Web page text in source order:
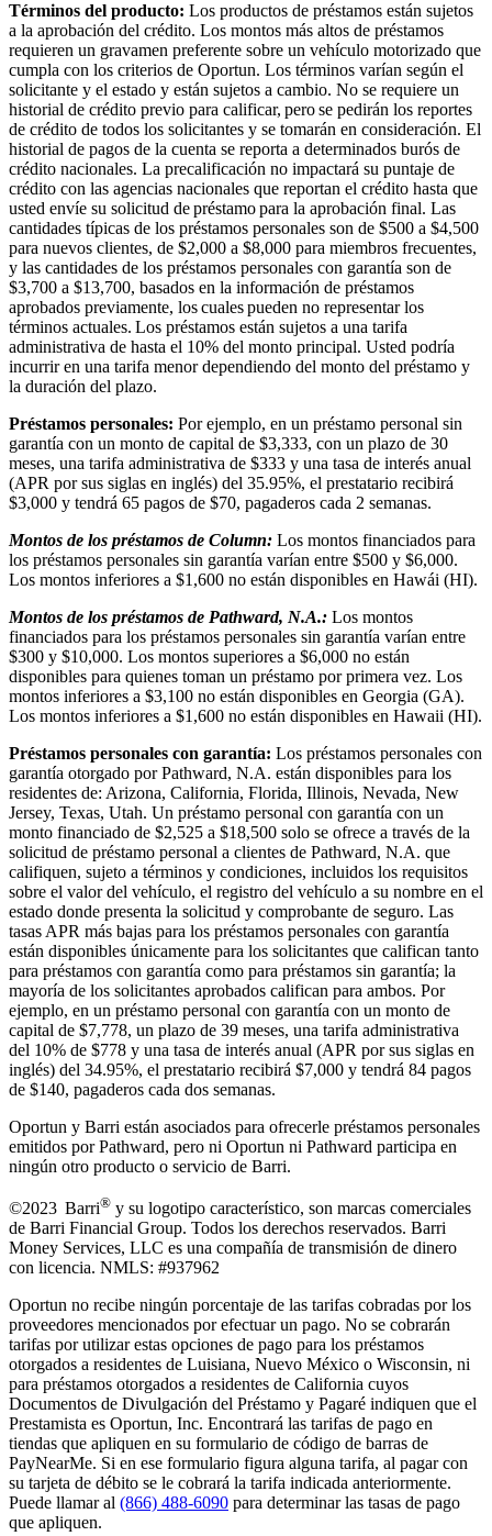
Términos del producto: Los productos de préstamos están sujetos
a la aprobación del crédito. Los montos más altos de préstamos
requieren un gravamen preferente sobre un vehículo motorizado que
cumpla con los criterios de Oportun. Los términos varían según el
solicitante y el estado y están sujetos a cambio. No se requiere un
historial de crédito previo para calificar, pero se pedirán los reportes
de crédito de todos los solicitantes y se tomarán en consideración. El
historial de pagos de la cuenta se reporta a determinados burós de
crédito nacionales. La precalificación no impactará su puntaje de
crédito con las agencias nacionales que reportan el crédito hasta que
usted envíe su solicitud de préstamo para la aprobación final. Las
cantidades típicas de los préstamos personales son de $500 a $4,500
para nuevos clientes, de $2,000 a $8,000 para miembros frecuentes,
y las cantidades de los préstamos personales con garantía son de
$3,700 a $13,700, basados en la información de préstamos
aprobados previamente, los cuales pueden no representar los
términos actuales. Los préstamos están sujetos a una tarifa
administrativa de hasta el 10% del monto principal. Usted podría
incurrir en una tarifa menor dependiendo del monto del préstamo y
la duración del plazo.
Préstamos personales: Por ejemplo, en un préstamo personal sin
garantía con un monto de capital de $3,333, con un plazo de 30
meses, una tarifa administrativa de $333 y una tasa de interés anual
(APR por sus siglas en inglés) del 35.95%, el prestatario recibirá
$3,000 y tendrá 65 pagos de $70, pagaderos cada 2 semanas.
Montos de los préstamos de Column: Los montos financiados para
los préstamos personales sin garantía varían entre $500 y $6,000.
Los montos inferiores a $1,600 no están disponibles en Hawái (HI).
Montos de los préstamos de Pathward, N.A.: Los montos
financiados para los préstamos personales sin garantía varían entre
$300 y $10,000. Los montos superiores a $6,000 no están
disponibles para quienes toman un préstamo por primera vez. Los
montos inferiores a $3,100 no están disponibles en Georgia (GA).
Los montos inferiores a $1,600 no están disponibles en Hawaii (HI).
Préstamos personales con garantía: Los préstamos personales con
garantía otorgado por Pathward, N.A. están disponibles para los
residentes de: Arizona, California, Florida, Illinois, Nevada, New
Jersey, Texas, Utah. Un préstamo personal con garantía con un
monto financiado de $2,525 a $18,500 solo se ofrece a través de la
solicitud de préstamo personal a clientes de Pathward, N.A. que
califiquen, sujeto a términos y condiciones, incluidos los requisitos
sobre el valor del vehículo, el registro del vehículo a su nombre en el
estado donde presenta la solicitud y comprobante de seguro. Las
tasas APR más bajas para los préstamos personales con garantía
están disponibles únicamente para los solicitantes que califican tanto
para préstamos con garantía como para préstamos sin garantía; la
mayoría de los solicitantes aprobados califican para ambos. Por
ejemplo, en un préstamo personal con garantía con un monto de
capital de $7,778, un plazo de 39 meses, una tarifa administrativa
del 10% de $778 y una tasa de interés anual (APR por sus siglas en
inglés) del 34.95%, el prestatario recibirá $7,000 y tendrá 84 pagos
de $140, pagaderos cada dos semanas.
Oportun y Barri están asociados para ofrecerle préstamos personales
emitidos por Pathward, pero ni Oportun ni Pathward participa en
ningún otro producto o servicio de Barri.
©2023 Barri® y su logotipo característico, son marcas comerciales
de Barri Financial Group. Todos los derechos reservados. Barri
Money Services, LLC es una compañía de transmisión de dinero
con licencia. NMLS: #937962
Oportun no recibe ningún porcentaje de las tarifas cobradas por los
proveedores mencionados por efectuar un pago. No se cobrarán
tarifas por utilizar estas opciones de pago para los préstamos
otorgados a residentes de Luisiana, Nuevo México o Wisconsin, ni
para préstamos otorgados a residentes de California cuyos
Documentos de Divulgación del Préstamo y Pagaré indiquen que el
Prestamista es Oportun, Inc. Encontrará las tarifas de pago en
tiendas que apliquen en su formulario de código de barras de
PayNearMe. Si en ese formulario figura alguna tarifa, al pagar con
su tarjeta de débito se le cobrará la tarifa indicada anteriormente.
Puede llamar al (866) 488-6090 para determinar las tasas de pago
que apliquen.